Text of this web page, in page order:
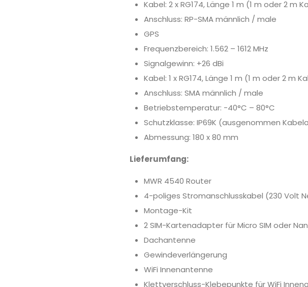
Kabel: 2 x RG174, Länge 1 m (1 m oder 2
Anschluss: RP-SMA männlich / male
GPS
Frequenzbereich: 1.562 – 1612 MHz
Signalgewinn: +26 dBi
Kabel: 1 x RG174, Länge 1 m (1 m oder 2
Anschluss: SMA männlich / male
Betriebstemperatur: -40°C – 80°C
Schutzklasse: IP69K (ausgenommen
Abmessung: 180 x 80 mm
Lieferumfang:
MWR 4540 Router
4-poliges Stromanschlusskabel (230 Volt
Montage-Kit
2 SIM-Kartenadapter für Micro SIM oder
Dachantenne
Gewindeverlängerung
WiFi Innenantenne
Klettverschluss-Klebepunkte für WiFi